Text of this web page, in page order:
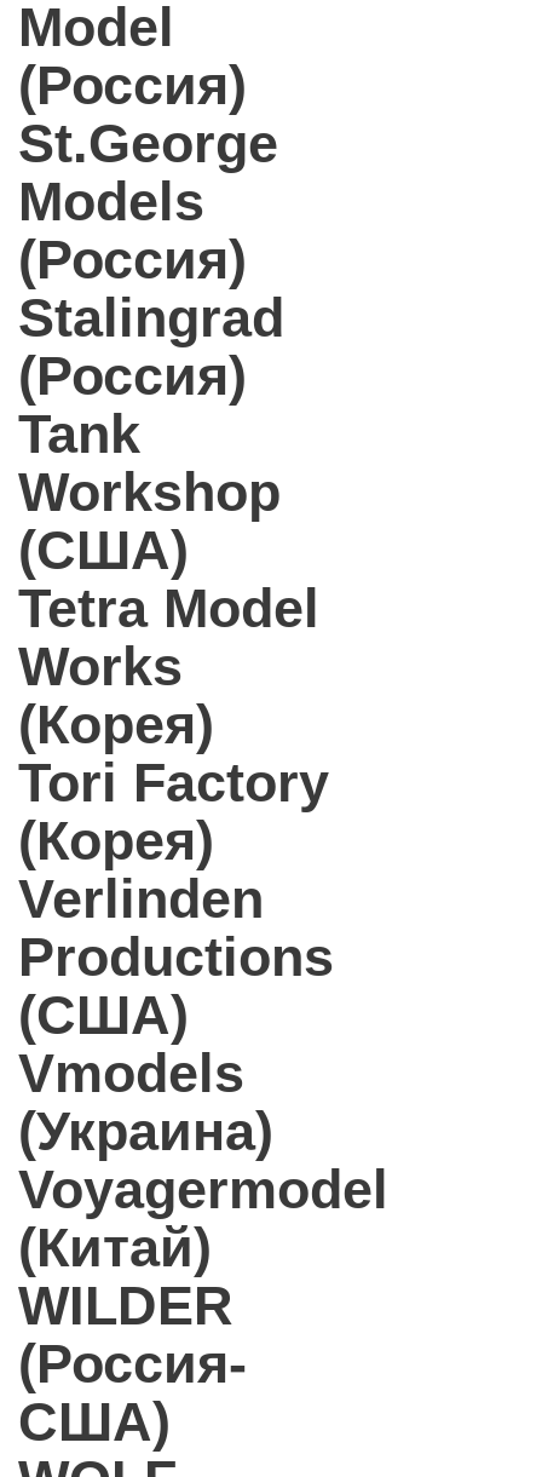
Model
(Россия)
St.George
Models
(Россия)
Stalingrad
(Россия)
Tank
Workshop
(США)
Tetra Model
Works
(Корея)
Tori Factory
(Корея)
Verlinden
Productions
(США)
Vmodels
(Украина)
Voyagermodel
(Китай)
WILDER
(Россия-
США)